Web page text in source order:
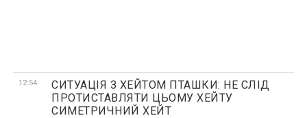
12:54
СИТУАЦІЯ З ХЕЙТОМ ПТАШКИ: НЕ СЛІД
ПРОТИСТАВЛЯТИ ЦЬОМУ ХЕЙТУ
СИМЕТРИЧНИЙ ХЕЙТ